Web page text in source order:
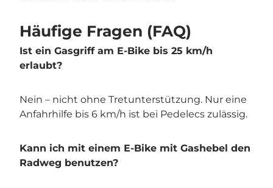
Häufige Fragen (FAQ)
Ist ein Gasgriff am E-Bike bis 25 km/h
erlaubt?
Nein – nicht ohne Tretunterstützung. Nur eine
Anfahrhilfe bis 6 km/h ist bei Pedelecs zulässig.
Kann ich mit einem E-Bike mit Gashebel den
Radweg benutzen?